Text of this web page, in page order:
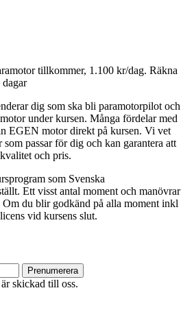
tillkommer, 1.100 kr/dag. Räkna
dig som ska bli paramotorpilot och
under kursen. Många fördelar med
EGEN motor direkt på kursen. Vi vet
passar för dig och kan garantera att
och pris.
som Svenska
Ett visst antal moment och manövrar
Om du blir godkänd på alla moment inkl
vid kursens slut.
Prenumerera
skickad till oss.